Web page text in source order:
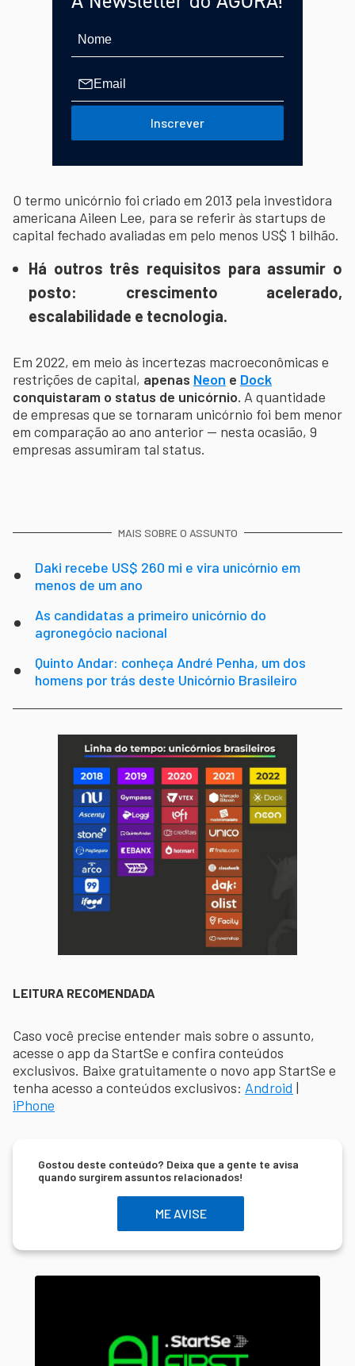
Inscrever
O termo unicórnio foi criado em 2013 pela investidora
americana Aileen Lee, para se referir às startups de
capital fechado avaliadas em pelo menos US$ 1 bilhão.
Há outros três requisitos para assumir o
posto: crescimento acelerado,
escalabilidade e tecnologia.
Em 2022, em meio às incertezas macroeconômicas e
restrições de capital, apenas Neon e Dock
conquistaram o status de unicórnio. A quantidade
de empresas que se tornaram unicórnio foi bem menor
em comparação ao ano anterior — nesta ocasião, 9
empresas assumiram tal status.
MAIS SOBRE O ASSUNTO
Daki recebe US$ 260 mi e vira unicórnio em
menos de um ano
As candidatas a primeiro unicórnio do
agronegócio nacional
Quinto Andar: conheça André Penha, um dos
homens por trás deste Unicórnio Brasileiro
LEITURA RECOMENDADA
Caso você precise entender mais sobre o assunto,
acesse o app da StartSe e confira conteúdos
exclusivos. Baixe gratuitamente o novo app StartSe e
tenha acesso a conteúdos exclusivos: Android |
iPhone
Gostou deste conteúdo? Deixa que a gente te avisa
quando surgirem assuntos relacionados!
ME AVISE